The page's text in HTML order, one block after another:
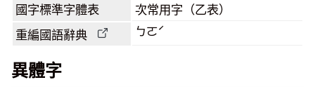
國字標準字體表 次常用字（乙表）
重編國語辭典 ㄅㄛˊ
異體字